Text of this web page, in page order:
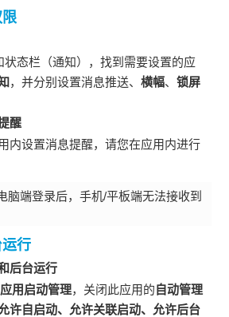
状态栏（通知），找到需要设置的应
，并分别设置消息推送、横幅、锁屏
醒
内设置消息提醒，请您在应用内进行
脑端登录后，手机/平板端无法接收到
行
后台运行
用启动管理，关闭此应用的自动管理
许自启动、 允许关联启动、 允许后台